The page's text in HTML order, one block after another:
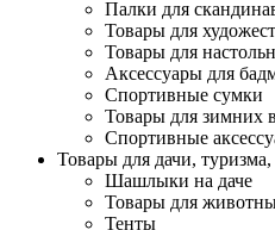
Палки для
Товары для
Товары для
Аксессуары для
Спортивные сумки
Товары для зимних
Спортивные
Товары для дачи,
Шашлыки на даче
Товары для
Тенты